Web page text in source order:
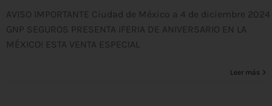
AVISO IMPORTANTE Ciudad de México a 4 de diciembre 2024
GNP SEGUROS PRESENTA ¡FERIA DE ANIVERSARIO EN LA
MÉXICO! ESTA VENTA ESPECIAL
Leer más